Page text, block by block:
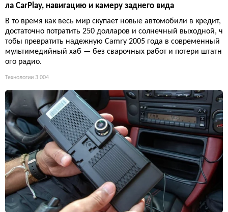
ла CarPlay, навигацию и камеру заднего вида
В то время как весь мир скупает новые автомобили в кредит,
достаточно потратить 250 долларов и солнечный выходной, ч
тобы превратить надежную Camry 2005 года в современный
мультимедийный хаб — без сварочных работ и потери штатн
ого радио.
Технологии 3 004